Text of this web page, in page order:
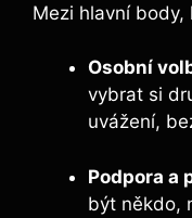
Mezi hlavní
Osobní
vybrat⁤ si
uvážení,
Podpora a⁢
být někdo,